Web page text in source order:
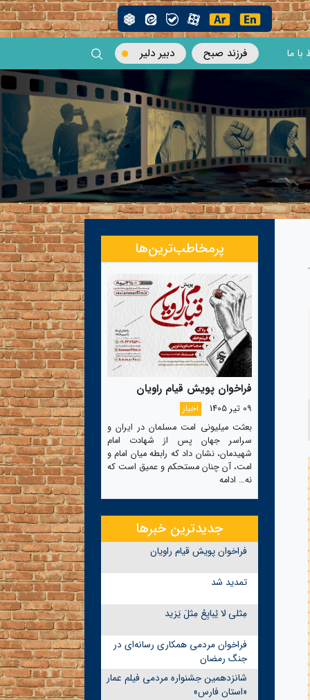
فرزند صبح دبیر دلیر با ما
پرمخاطب‌ترین‌ها
فراخوان پویش قیام راویان
09 تیر 1405
اخبار
بعثت میلیونی امت مسلمان در ایران و
سراسر جهان پس از شهادت امام
شهیدمان، نشان داد که رابطه میان امام و
امت، آن چنان مستحکم و عمیق است که
نه… ادامه
جدیدترین خبرها
فراخوان پویش قیام راویان
تمدید شد
مِثلی لا یُبایِعُ مِثلَ یَزید
فراخوان مردمی همکاری رسانه‌ای در
جنگ رمضان
شانزدهمین جشنواره مردمی فیلم عمار
«استان فارس»